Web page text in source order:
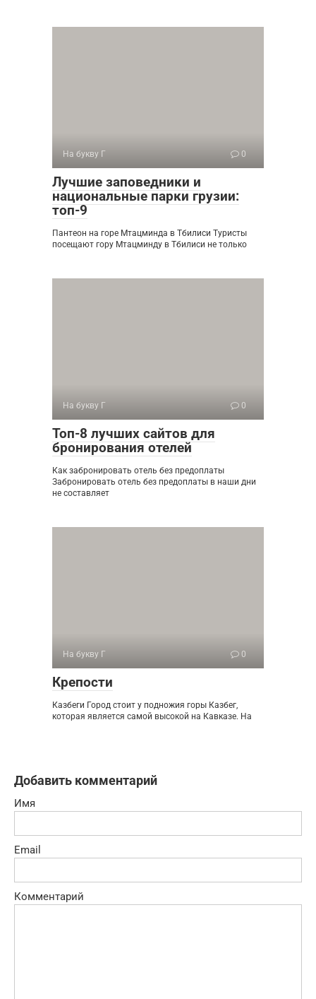
На букву Г 0
Лучшие заповедники и
национальные парки грузии:
топ-9
Пантеон на горе Мтацминда в Тбилиси Туристы
посещают гору Мтацминду в Тбилиси не только
На букву Г 0
Топ-8 лучших сайтов для
бронирования отелей
Как забронировать отель без предоплаты
Забронировать отель без предоплаты в наши дни
не составляет
На букву Г 0
Крепости
Казбеги Город стоит у подножия горы Казбег,
которая является самой высокой на Кавказе. На
Добавить комментарий
Имя
Email
Комментарий